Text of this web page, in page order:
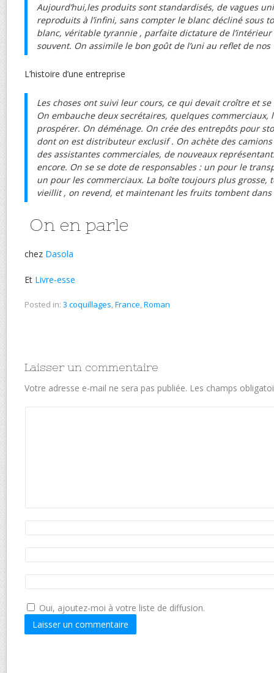
Aujourd’hui,les produits sont standardisés, de vagues
reproduits à l’infini, sans compter le blanc décliné sous
blanc, véritable tyrannie , parfaite dictature de
souvent. On assimile le bon goût de l’uni au reflet de nos
L’histoire d’une entreprise
Les choses ont suivi leur cours, ce qui devait croître et se
On embauche deux secrétaires, quelques commerciaux,
prospérer. On déménage. On crée des entrepôts pour
dont on est distributeur exclusif . On achète des
des assistantes commerciales, de nouveaux
encore. On se se dote de responsables : un pour le
un pour les commerciaux. La boîte toujours plus grosse,
vieillit , on revend, et maintenant les fruits tombent dans
On en parle
chez Dasola
Et Livre-esse
Posted in: 3 coquillages,France,Roman
Laisser un commentaire
Votre adresse e-mail ne sera pas publiée. Les champs
Oui, ajoutez-moi à votre liste de diffusion.